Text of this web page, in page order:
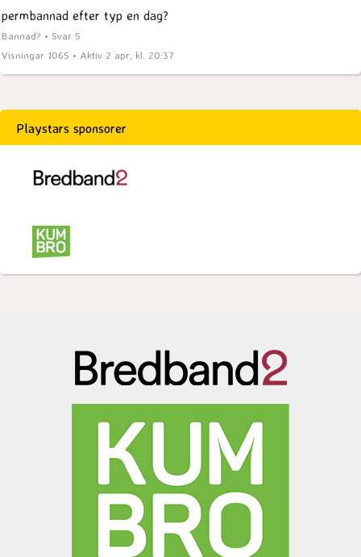
permbannad efter typ en dag?
Bannad? • Svar 5
Visningar 1065 • Aktiv 2 apr, kl. 20:37
Playstars sponsorer